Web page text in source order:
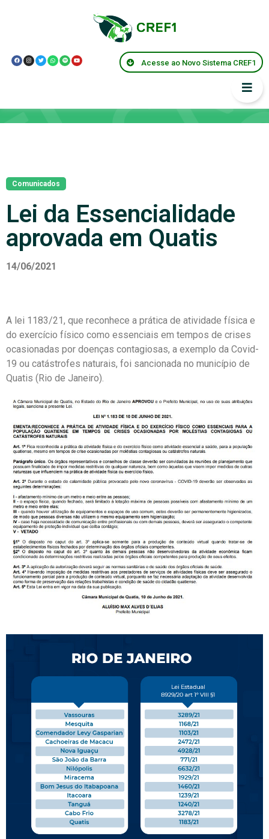
Acesse ao Novo Sistema CREF1
Comunicados
Lei da Essencialidade
aprovada em Quatis
14/06/2021
A lei 1183/21, que reconhece a prática de atividade física e
do exercício físico como essenciais em tempos de crises
ocasionadas por doenças contagiosas, a exemplo da Covid-
19 ou catástrofes naturais, foi sancionada no município de
Quatis (Rio de Janeiro).